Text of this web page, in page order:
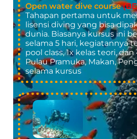
Open water dive course
Tahapan pertama untuk
lisensi diving yang bisa
dunia. Biasanya kursus ini
selama 5 hari, kegiatannya
pool class, 1x kelas teori,
Pulau Pramuka, Makan,
selama kursus